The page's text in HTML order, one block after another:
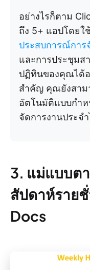
อย่างไรก็ตาม
ถึง 5+ แอปโดยใ
ประสบการณ์การ
และการประชุมส
ปฏิทินของคุณได้
สำคัญ คุณยังสาม
อัตโนมัติแบบกำห
จัดการงานประจ
3. แม่แบบตา
สัปดาห์ราย
Docs